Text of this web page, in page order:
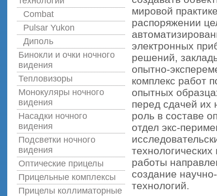
Combat
Pulsar Yukon
Диполь
Бинокли и очки ночного
видения
Тепловизоры
Монокуляры ночного
видения
Насадки ночного
видения
Подсветки ночного
видения
Оптические прицелы
Прицельные комплексы
Прицелы коллиматорные
мировой
распоряжении
электронных
решений,
опытно-
комплекс работ
опытных
перед сдачей их
роль в составе
отдел экс-
работы
создание
технологий.